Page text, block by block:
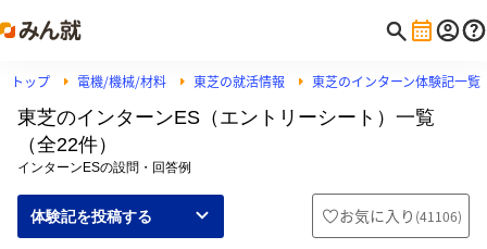
トップ 電機/機械/材料 東芝の就活情報 東芝のインターン体験記一覧
東芝のインターンES（エントリーシート）一覧
（全22件）
インターンESの設問・回答例
体験記を投稿する お気に入り (41106)